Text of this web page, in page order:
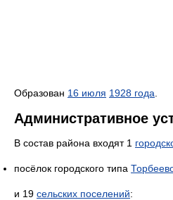
Образован 16 июля 1928 года
Административное
В состав района входят 1
посёлок городского типа
и 19 сельских поселений: